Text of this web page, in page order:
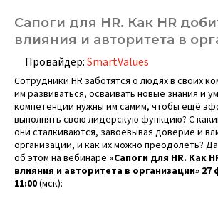
Сапоги для HR. Как HR
влияния и авторитета в
Провайдер: SmartValues
Сотрудники HR заботятся о людях в своих
им развиваться, осваивать новые знания и
компетенции нужны им самим, чтобы ещё
выполнять свою лидерскую функцию? С
они сталкиваются, завоевывая доверие и
организации, и как их можно преодолеть?
об этом на вебинаре «Сапоги для HR. Как
влияния и авторитета в организации» 27
11:00(мск):